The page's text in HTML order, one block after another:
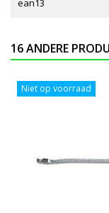
ean13
16 ANDERE
Niet op voorraad